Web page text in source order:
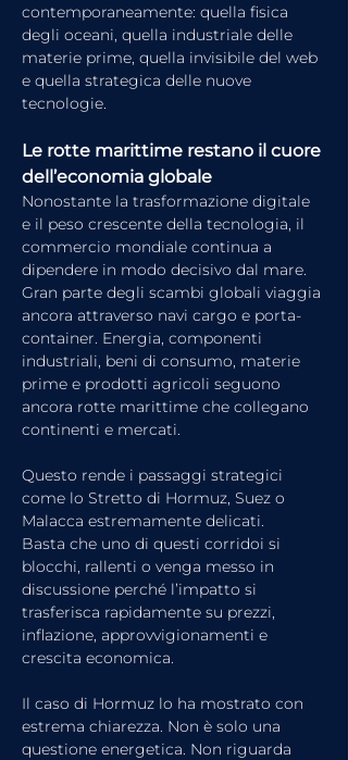
contemporaneamente: quella fisica
degli oceani, quella industriale delle
materie prime, quella invisibile del web
e quella strategica delle nuove
tecnologie.
Le rotte marittime restano il cuore
dell’economia globale
Nonostante la trasformazione digitale
e il peso crescente della tecnologia, il
commercio mondiale continua a
dipendere in modo decisivo dal mare.
Gran parte degli scambi globali viaggia
ancora attraverso navi cargo e porta-
container. Energia, componenti
industriali, beni di consumo, materie
prime e prodotti agricoli seguono
ancora rotte marittime che collegano
continenti e mercati.
Questo rende i passaggi strategici
come lo Stretto di Hormuz, Suez o
Malacca estremamente delicati.
Basta che uno di questi corridoi si
blocchi, rallenti o venga messo in
discussione perché l’impatto si
trasferisca rapidamente su prezzi,
inflazione, approvvigionamenti e
crescita economica.
Il caso di Hormuz lo ha mostrato con
estrema chiarezza. Non è solo una
questione energetica. Non riguarda